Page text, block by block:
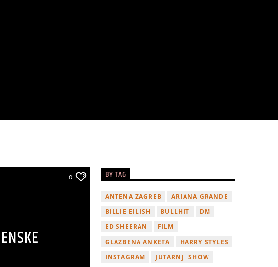
0 BY TAG
ANTENA ZAGREB
ARIANA GRANDE
BILLIE EILISH
BULLHIT
DM
ED SHEERAN
FILM
GLAZBENA ANKETA
HARRY STYLES
INSTAGRAM
JUTARNJI SHOW